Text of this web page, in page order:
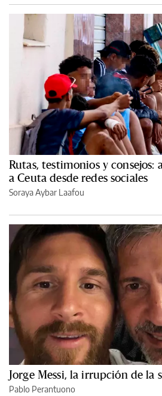
Rutas, testimonios y consejos:
a Ceuta desde redes sociales
Soraya Aybar Laafou
Jorge Messi, la irrupción de la
Pablo Perantuono